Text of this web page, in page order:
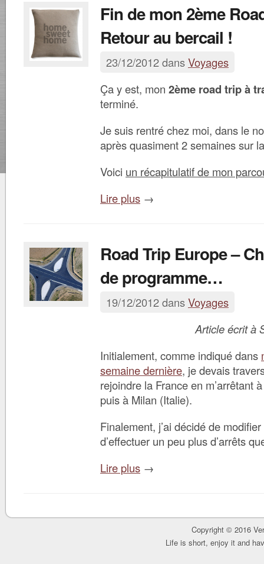
Fin de mon 2ème
Retour au bercail !
23/12/2012 dansVoyages
Ça y est, mon 2ème road trip à
terminé.
Je suis rentré chez moi, dans le
après quasiment 2 semaines sur
Voici un récapitulatif de mon
Lire plus →
Road Trip Europe –
de programme…
19/12/2012 dansVoyages
Article écrit à
Initialement, comme indiqué dans
semaine dernière, je devais
rejoindre la France en m’arrêtant
puis à Milan (Italie).
Finalement, j’ai décidé de
d’effectuer un peu plus d’arrêts
Lire plus →
Copyright © 2016
Life is short, enjoy it and